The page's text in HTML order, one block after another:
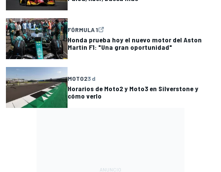
FÓRMULA 1
Honda prueba hoy el nuevo motor del Aston
Martin F1: "Una gran oportunidad"
MOTO23 d
Horarios de Moto2 y Moto3 en Silverstone y
cómo verlo